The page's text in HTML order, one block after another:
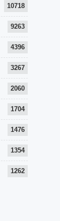
10718
9263
4396
3267
2060
1704
1476
1354
1262